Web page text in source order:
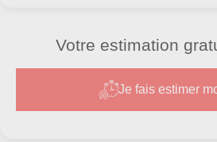
Votre estimation
Je fais estimer